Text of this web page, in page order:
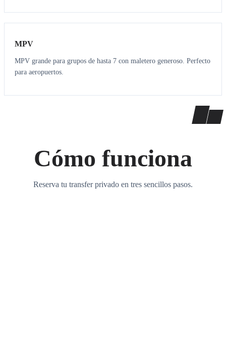
7 7
MPV
MPV grande para grupos de hasta 7 con maletero generoso. Perfecto
para aeropuertos.
Cómo funciona
Reserva tu transfer privado en tres sencillos pasos.